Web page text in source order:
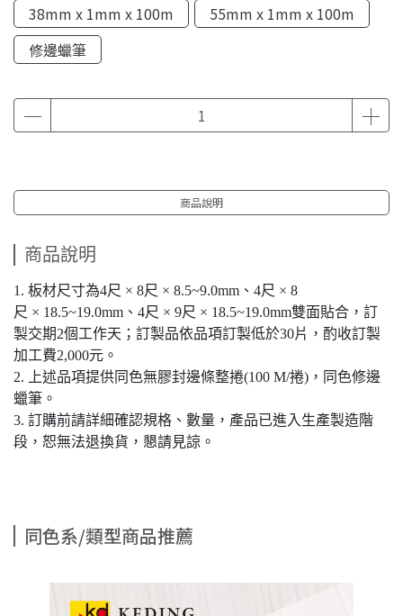
38mm x 1mm x 100m
55mm x 1mm x 100m
修邊蠟筆
商品說明
商品說明
1. 板材尺寸為4尺 × 8尺 × 8.5~9.0mm、4尺 × 8
尺 × 18.5~19.0mm、4尺 × 9尺 × 18.5~19.0mm雙面貼合，訂
製交期2個工作天；訂製品依品項訂製低於30片，酌收訂製
加工費2,000元。
2. 上述品項提供同色無膠封邊條整捲(100 M/捲)，同色修邊
蠟筆。
3. 訂購前請詳細確認規格、數量，產品已進入生產製造階
段，恕無法退換貨，懇請見諒。
同色系/類型商品推薦